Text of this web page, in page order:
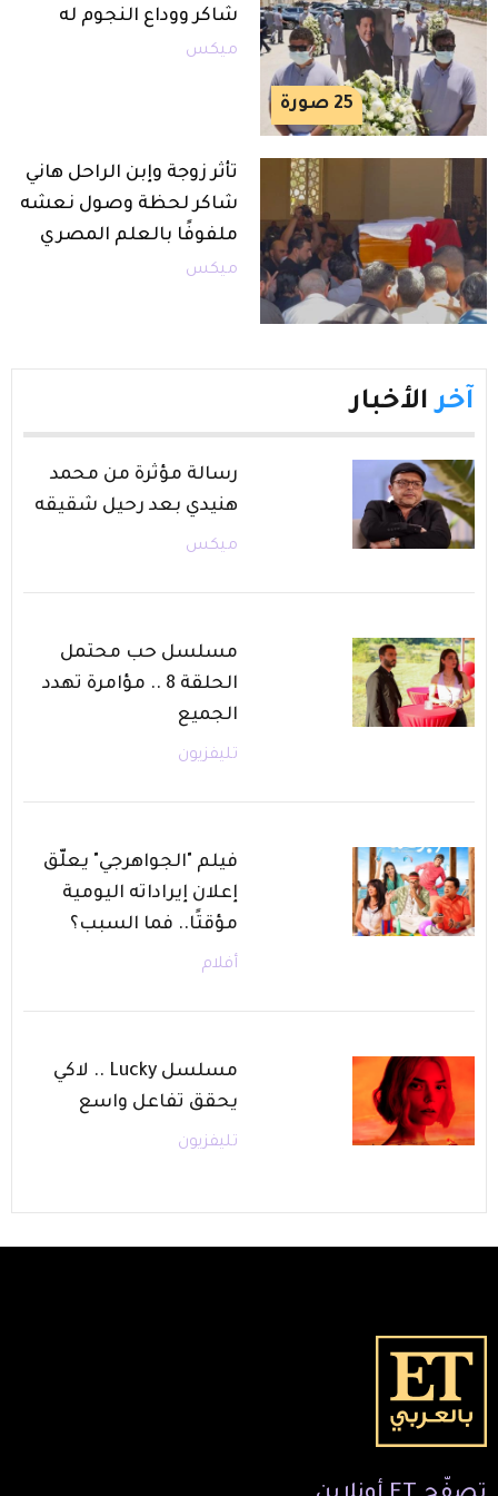
25 صورة
شاكر ووداع النجوم له
ميكس
تأثر زوجة وإبن الراحل هاني
شاكر لحظة وصول نعشه
ملفوفًا بالعلم المصري
ميكس
الأخبار
رسالة مؤثرة من محمد
هنيدي بعد رحيل شقيقه
مسلسل حب محتمل
الحلقة 8 .. مؤامرة تهدد
فيلم "الجواهرجي" يعلّق
إعلان إيراداته اليومية
مؤقتًا.. فما السبب؟
مسلسل Lucky .. لاكي
يحقق تفاعل واسع